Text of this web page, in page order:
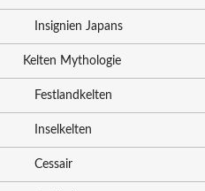
Insignien Japans
Kelten Mythologie
Festlandkelten
Inselkelten
Cessair